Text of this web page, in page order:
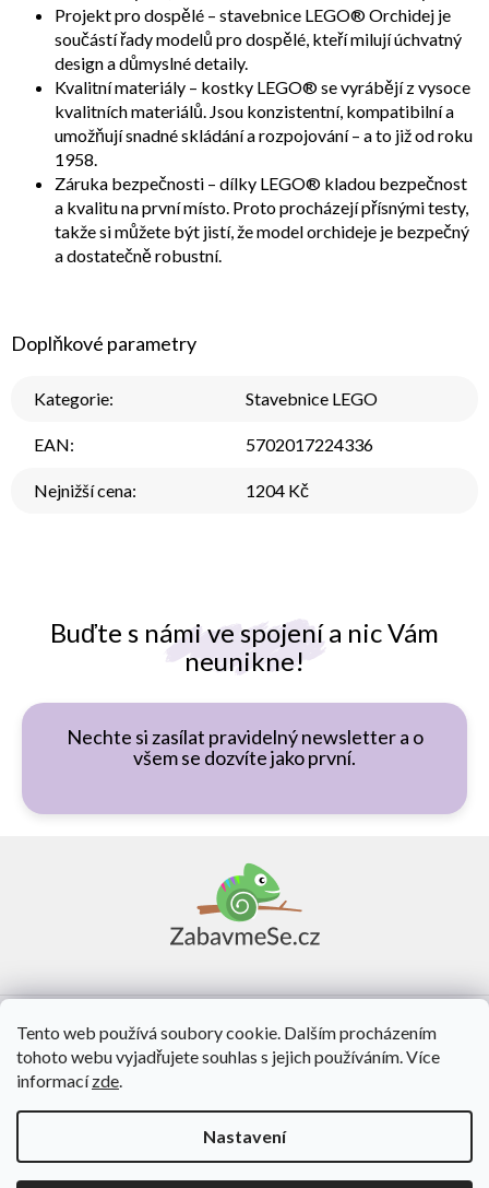
Tento web používá soubory cookie. Dalším procházením
tohoto webu vyjadřujete souhlas s jejich používáním. Více
informacízde.
Nastavení
Buďte s námi ve spojení a nic Vám
neunikne!
Nechte si zasílat pravidelný newsletter a o
všem se dozvíte jako první.
Projekt pro dospělé – stavebnice LEGO® Orchidej je
součástí řady modelů pro dospělé, kteří milují úchvatný
design a důmyslné detaily.
Kvalitní materiály – kostky LEGO® se vyrábějí z vysoce
kvalitních materiálů. Jsou konzistentní, kompatibilní a
umožňují snadné skládání a rozpojování – a to již od roku
1958.
Záruka bezpečnosti – dílky LEGO® kladou bezpečnost
a kvalitu na první místo. Proto procházejí přísnými testy,
takže si můžete být jistí, že model orchideje je bezpečný
a dostatečně robustní.
Doplňkové parametry
Kategorie: Stavebnice LEGO
EAN: 5702017224336
Nejnižší cena: 1204 Kč
O nás
Vytvořil Shoptet